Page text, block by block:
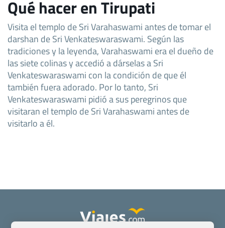
Qué hacer en Tirupati
Visita el templo de Sri Varahaswami antes de tomar el
darshan de Sri Venkateswaraswami. Según las
tradiciones y la leyenda, Varahaswami era el dueño de
las siete colinas y accedió a dárselas a Sri
Venkateswaraswami con la condición de que él
también fuera adorado. Por lo tanto, Sri
Venkateswaraswami pidió a sus peregrinos que
visitaran el templo de Sri Varahaswami antes de
visitarlo a él.